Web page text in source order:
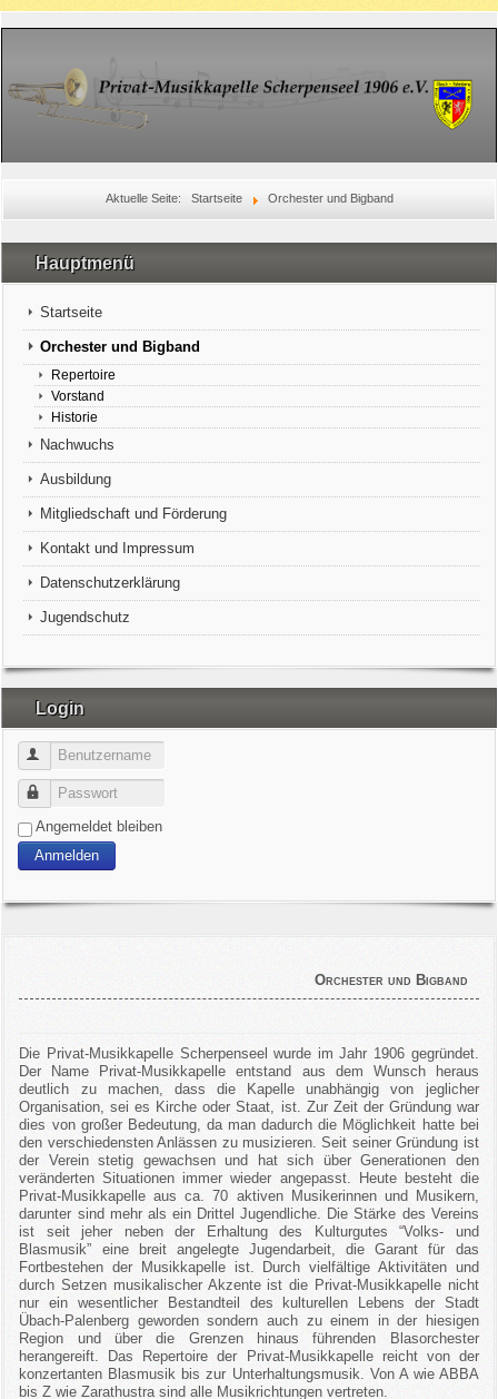
Aktuelle Seite: Startseite Orchester und Bigband
Hauptmenü
Startseite
Orchester und Bigband
Repertoire
Vorstand
Historie
Nachwuchs
Ausbildung
Mitgliedschaft und Förderung
Kontakt und Impressum
Datenschutzerklärung
Jugendschutz
Login
Benutzername
Passwort
Angemeldet bleiben
Anmelden
Orchester und Bigband
Die Privat-Musikkapelle Scherpenseel wurde im Jahr 1906 gegründet.
Der Name Privat-Musikkapelle entstand aus dem Wunsch heraus
deutlich zu machen, dass die Kapelle unabhängig von jeglicher
Organisation, sei es Kirche oder Staat, ist. Zur Zeit der Gründung war
dies von großer Bedeutung, da man dadurch die Möglichkeit hatte bei
den verschiedensten Anlässen zu musizieren. Seit seiner Gründung ist
der Verein stetig gewachsen und hat sich über Generationen den
veränderten Situationen immer wieder angepasst. Heute besteht die
Privat-Musikkapelle aus ca. 70 aktiven Musikerinnen und Musikern,
darunter sind mehr als ein Drittel Jugendliche. Die Stärke des Vereins
ist seit jeher neben der Erhaltung des Kulturgutes “Volks- und
Blasmusik” eine breit angelegte Jugendarbeit, die Garant für das
Fortbestehen der Musikkapelle ist. Durch vielfältige Aktivitäten und
durch Setzen musikalischer Akzente ist die Privat-Musikkapelle nicht
nur ein wesentlicher Bestandteil des kulturellen Lebens der Stadt
Übach-Palenberg geworden sondern auch zu einem in der hiesigen
Region und über die Grenzen hinaus führenden Blasorchester
herangereift. Das Repertoire der Privat-Musikkapelle reicht von der
konzertanten Blasmusik bis zur Unterhaltungsmusik. Von A wie ABBA
bis Z wie Zarathustra sind alle Musikrichtungen vertreten.